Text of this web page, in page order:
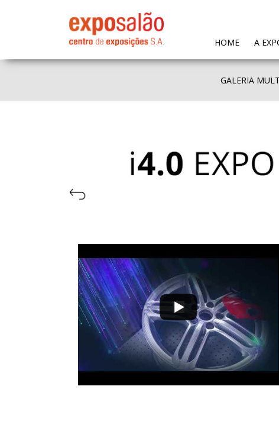
HOME A
GALERIA